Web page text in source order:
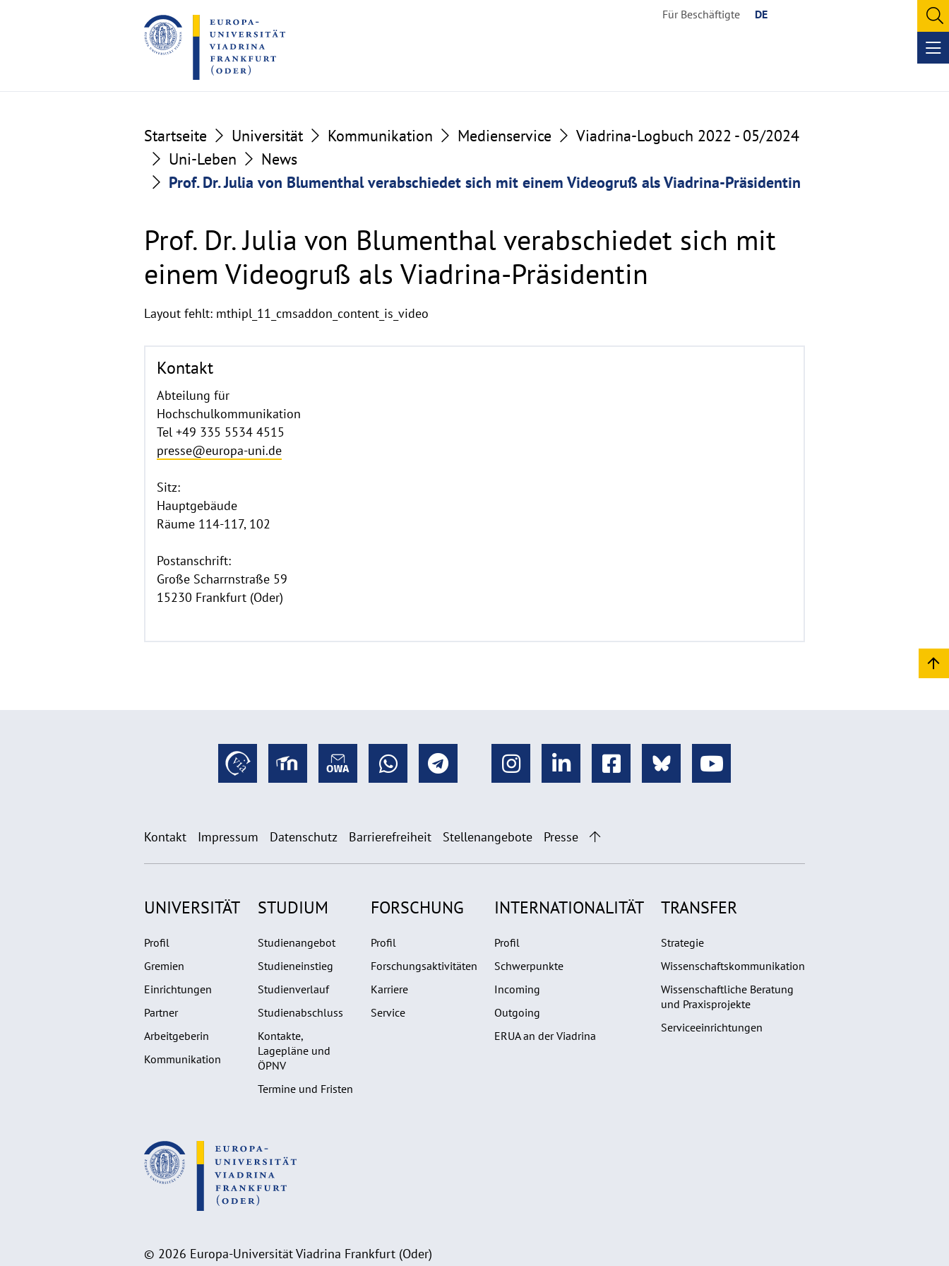
to
the
content
to
the
footer
Für Beschäftigte DE
Startseite Universität Kommunikation Medienservice
Viadrina-Logbuch 2022 - 05/2024
Uni-Leben
News
Prof. Dr. Julia von Blumenthal verabschiedet sich mit einem Videogruß als Viadrina-Präsidentin
Prof. Dr. Julia von Blumenthal verabschiedet sich mit
einem Videogruß als Viadrina-Präsidentin
Layout fehlt: mthipl_11_cmsaddon_content_is_video
Kontakt
Abteilung für
Hochschulkommunikation
Tel +49 335 5534 4515
presse@europa-uni.de
Sitz:
Hauptgebäude
Räume 114-117, 102
Postanschrift:
Große Scharrnstraße 59
15230 Frankfurt (Oder)
Kontakt Impressum Datenschutz Barrierefreiheit Stellenangebote Presse
UNIVERSITÄT
Profil
Gremien
Einrichtungen
Partner
Arbeitgeberin
Kommunikation
STUDIUM
Studienangebot
Studieneinstieg
Studienverlauf
Studienabschluss
Kontakte,
Lagepläne und
ÖPNV
Termine und Fristen
FORSCHUNG
Profil
Forschungsaktivitäten
Karriere
Service
INTERNATIONALITÄT
Profil
Schwerpunkte
Incoming
Outgoing
ERUA an der Viadrina
TRANSFER
Strategie
Wissenschaftskommunikation
Wissenschaftliche Beratung
und Praxisprojekte
Serviceeinrichtungen
© 2026 Europa-Universität Viadrina Frankfurt (Oder)